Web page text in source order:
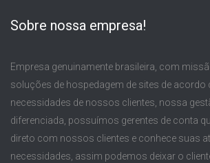
Sobre nossa empresa!
Empresa genuinamente brasileira, com
soluções de hospedagem de sites de acordo
necessidades de nossos clientes, nossa
diferenciada, possuímos gerentes de conta
direto com nossos clientes e conhece suas
necessidades, assim podemos deixar o